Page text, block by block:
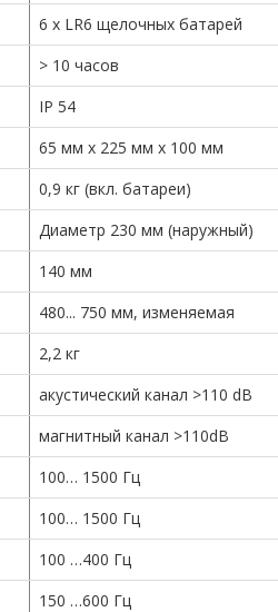
6 х LR6 щелочных батарей
> 10 часов
IP 54
65 мм x 225 мм x 100 мм
0,9 кг (вкл. батареи)
Диаметр 230 мм (наружный)
140 мм
480... 750 мм, изменяемая
2,2 кг
акустический канал >110 dB
магнитный канал >110dB
100… 1500 Гц
100… 1500 Гц
100 …400 Гц
150 …600 Гц